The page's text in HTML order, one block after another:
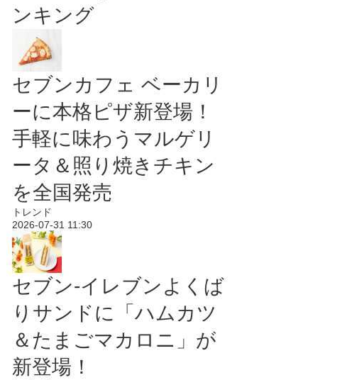
ンキング
セブンカフェ ベーカリ
ーに本格ピザ新登場！
手軽に味わうマルゲリ
ータ＆照り焼きチキン
を全国発売
トレンド
2026-07-31 11:30
セブン‐イレブンよくば
りサンドに「ハムカツ
＆たまごマカロニ」が
新登場！